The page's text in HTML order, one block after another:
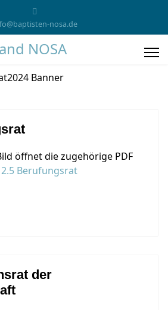
nosa.de
öffnet die zugehörige PDF
der